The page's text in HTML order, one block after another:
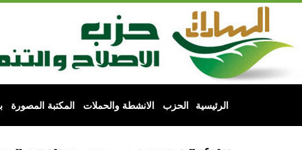
الرئيسية الحزب الانشطة والحملات المكتبة المصورة